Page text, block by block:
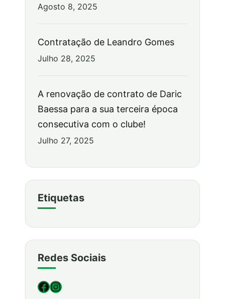
Agosto 8, 2025
Contratação de Leandro Gomes
Julho 28, 2025
A renovação de contrato de Daric
Baessa para a sua terceira época
consecutiva com o clube!
Julho 27, 2025
Etiquetas
Redes Sociais
Facebook Instagram